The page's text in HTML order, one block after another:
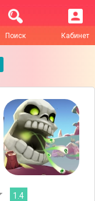
Кабинет
Поиск
1.4